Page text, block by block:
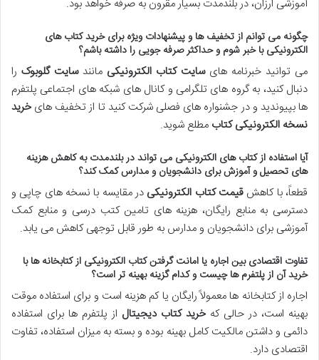
آموزشی ارزان، در بلندمدت بسیار مقرون به صرفه خواهد بود.
چگونه می توانم از تخفیف ها و پیشنهادات ویژه برای خرید کتاب های
الکترونیکی با خبر شوم و حداکثر صرفه جویی را داشته باشم؟
می توانید خبرنامه هایسایت کتاب الکترونیکی مانندسایت گلوبوک را
دنبال کنید، به گروه های تلگرامی و کانال های شبکه های اجتماعی پلتفرم
ها بپیوندید و در جشنواره های فصلی شرکت کنید تا از تخفیف هایخرید
نسخه الکترونیکی کتاب مطلع شوید.
آیا استفاده از کتاب های الکترونیکی می تواند در بلندمدت به کاهش هزینه
های تحصیل و آموزش برای دانشجویان و مدارس کمک کند؟
قطعاً، با کاهش قیمت کتاب الکترونیکی در مقایسه با نسخه های چاپی و
دسترسی به منابع رایگان، هزینه های تامین کتب درسی و منابع کمک
آموزشی برای دانشجویان و مدارس به طور قابل توجهی کاهش می یابد.
تفاوت اقتصادی بین اجاره یا امانت گرفتن کتاب الکترونیکی از کتابخانه ها با
خرید آن از پلتفرم ها چیست و کدام گزینه بهینه تر است؟
اجاره از کتابخانه ها معمولاً رایگان یا کم هزینه است و برای استفاده موقت
بهینه است، در حالی کهخرید کتاب دیجیتال از پلتفرم ها برای استفاده
دائمی و داشتن مالکیت کامل بهینه بوده و بسته به میزان استفاده، تفاوت
اقتصادی دارد.